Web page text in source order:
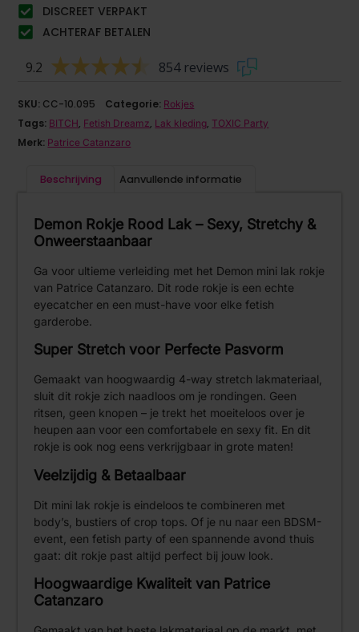
DISCREET VERPAKT
ACHTERAF BETALEN
9.2 854 reviews
SKU: CC-10.095 Categorie: Rokjes
Tags: BITCH, Fetish Dreamz, Lak kleding, TOXIC Party
Merk: Patrice Catanzaro
Beschrijving Aanvullende informatie
Demon Rokje Rood Lak – Sexy, Stretchy &
Onweerstaanbaar
Ga voor ultieme verleiding met het Demon mini lak rokje
van Patrice Catanzaro. Dit rode rokje is een echte
eyecatcher en een must-have voor elke fetish
garderobe.
Super Stretch voor Perfecte Pasvorm
Gemaakt van hoogwaardig 4-way stretch lakmateriaal,
sluit dit rokje zich naadloos om je rondingen. Geen
ritsen, geen knopen – je trekt het moeiteloos over je
heupen aan voor een comfortabele en sexy fit. En dit
rokje is ook nog eens verkrijgbaar in grote maten!
Veelzijdig & Betaalbaar
Dit mini lak rokje is eindeloos te combineren met
body’s, bustiers of crop tops. Of je nu naar een BDSM-
event, een fetish party of een spannende avond thuis
gaat: dit rokje past altijd perfect bij jouw look.
Hoogwaardige Kwaliteit van Patrice
Catanzaro